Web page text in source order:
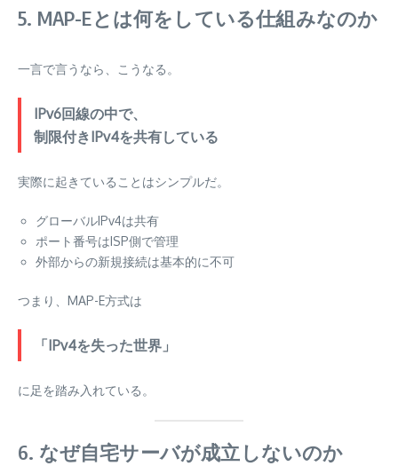
5. MAP-Eとは何をしている仕組みなのか
一言で言うなら、こうなる。
IPv6回線の中で、
制限付きIPv4を共有している
実際に起きていることはシンプルだ。
グローバルIPv4は共有
ポート番号はISP側で管理
外部からの新規接続は基本的に不可
つまり、MAP-E方式は
「IPv4を失った世界」
に足を踏み入れている。
6. なぜ自宅サーバが成立しないのか